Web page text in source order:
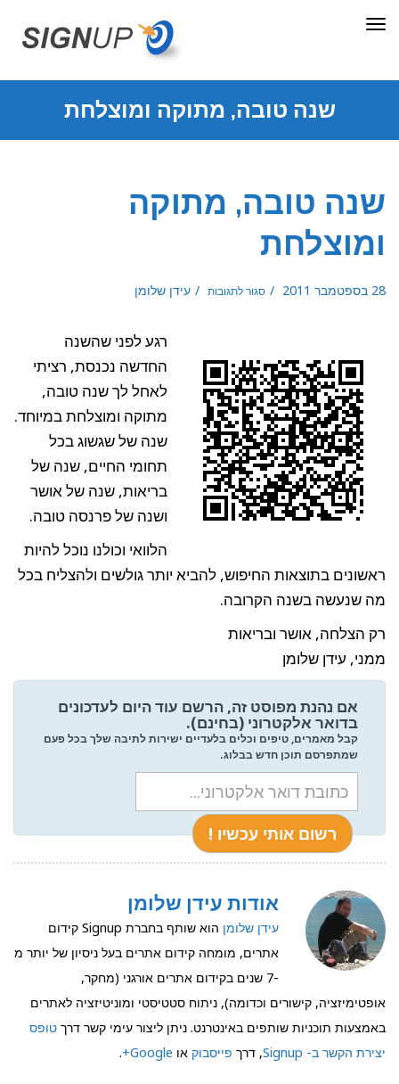
תפריט
שנה טובה, מתוקה ומוצלחת
שנה טובה, מתוקה
ומוצלחת
28 בספטמבר 2011 סגור לתגובות שנה
טובה,עידן שלומן
רגע לפני שהשנה
החדשה נכנסת, רציתי
לאחל לך שנה טובה,
מתוקה ומוצלחת במיוחד.
שנה של שגשוג בכל
תחומי החיים, שנה של
בריאות, שנה של אושר
ושנה של פרנסה טובה.
הלוואי וכולנו נוכל להיות
ראשונים בתוצאות החיפוש, להביא יותר גולשים ולהצליח בכל
מה שנעשה בשנה הקרובה.
רק הצלחה, אושר ובריאות
ממני, עידן שלומן
אם נהנת מפוסט זה, הרשם עוד היום לעדכונים
בדואר אלקטרוני (בחינם).
קבל מאמרים, טיפים וכלים בלעדיים ישירות לתיבה שלך בכל פעם
שמתפרסם תוכן חדש בבלוג.
אודות עידן שלומן
עידן שלומן
הוא שותף בחברת Signup קידום
אתרים, מומחה קידום אתרים בעל ניסיון של יותר מ
-7 שנים בקידום אתרים אורגני (מחקר,
אופטימיזציה, קישורים וכדומה), ניתוח סטטיסטי ומוניטיזציה לאתרים
באמצעות תוכניות שותפים באינטרנט. ניתן ליצור עימי קשר דרך טופס
יצירת הקשר ב- Signup
, דרך פייסבוק או Google+
.